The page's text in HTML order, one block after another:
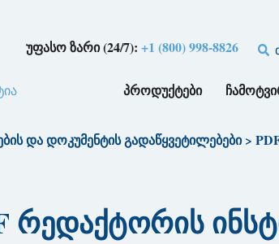
უფასო ზარი (24/7):+1 (800) 998-8826
ᲞᲠᲝᲓᲣᲥᲢᲔᲑᲘ
და დოკუმენტის გადაწყვეტილებები>
რედაქტორის